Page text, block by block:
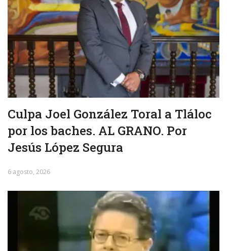
Culpa Joel González Toral a Tláloc
por los baches. AL GRANO. Por
Jesús López Segura
6 agosto, 2026